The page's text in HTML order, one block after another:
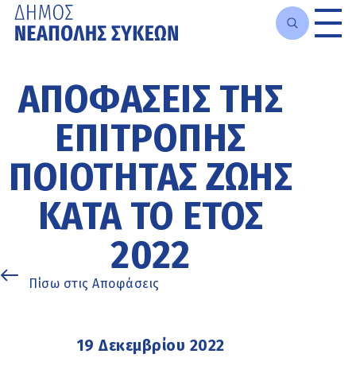
κυρίως
περιεχόμενο
ΑΠΟΦΆΣΕΙΣ ΤΗΣ
ΕΠΙΤΡΟΠΉΣ
ΠΟΙΌΤΗΤΑΣ ΖΩΉΣ
ΚΑΤΆ ΤΟ ΈΤΟΣ
2022
Πίσω στις Αποφάσεις
19 Δεκεμβρίου 2022